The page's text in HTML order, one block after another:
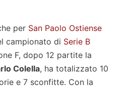
per San Paolo Ostiense
campionato di Serie B
F, dopo 12 partite la
Colella, ha totalizzato 10
e 7 sconfitte. Con la